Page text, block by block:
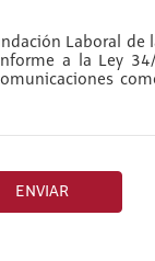
Laboral
a la Ley
ENVIAR